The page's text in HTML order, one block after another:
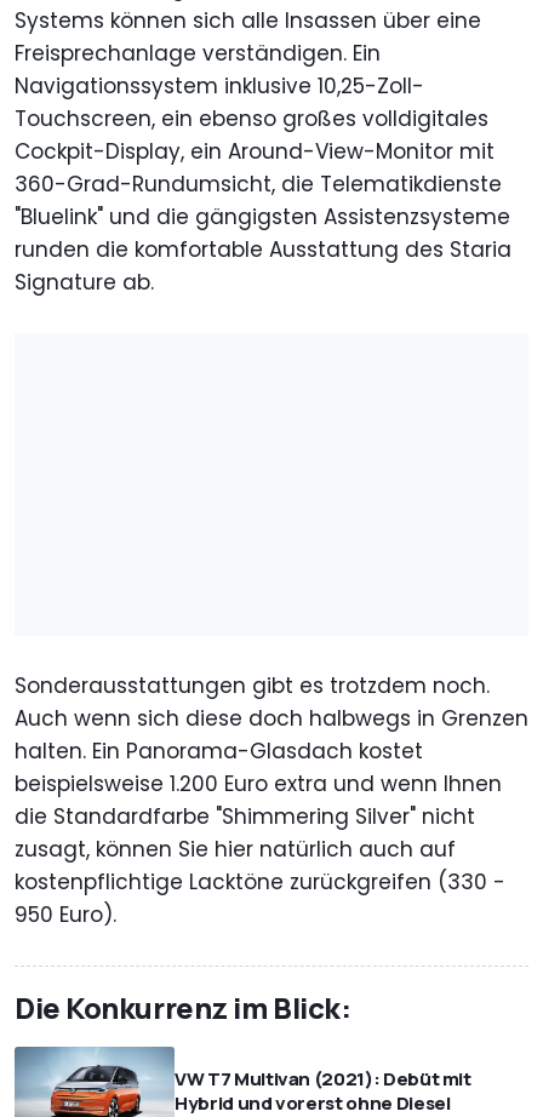
Systems können sich alle Insassen über eine
Freisprechanlage verständigen. Ein
Navigationssystem inklusive 10,25-Zoll-
Touchscreen, ein ebenso großes volldigitales
Cockpit-Display, ein Around-View-Monitor mit
360-Grad-Rundumsicht, die Telematikdienste
"Bluelink" und die gängigsten Assistenzsysteme
runden die komfortable Ausstattung des Staria
Signature ab.
Sonderausstattungen gibt es trotzdem noch.
Auch wenn sich diese doch halbwegs in Grenzen
halten. Ein Panorama-Glasdach kostet
beispielsweise 1.200 Euro extra und wenn Ihnen
die Standardfarbe "Shimmering Silver" nicht
zusagt, können Sie hier natürlich auch auf
kostenpflichtige Lacktöne zurückgreifen (330 -
950 Euro).
Die Konkurrenz im Blick:
VW T7 Multivan (2021): Debüt mit
Hybrid und vorerst ohne Diesel